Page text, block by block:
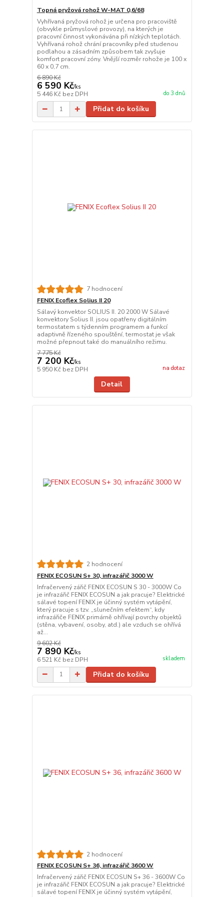
Topná pryžová rohož W-MAT 0,6/68
Vyhřívaná pryžová rohož je určena pro pracoviště
(obvykle průmyslové provozy), na kterých je
pracovní činnost vykonávána při nízkých teplotách.
Vyhřívaná rohož chrání pracovníky před studenou
podlahou a zásadním způsobem tak zvyšuje
komfort pracovní zóny. Vnější rozměr rohože je 100 x
60 x 0,7 cm.
6 890 Kč
6 590 Kč/ks
5 446 Kč bez DPH do 3 dnů
Přidat do košíku
7 hodnocení
FENIX Ecoflex Solius II 20
Sálavý konvektor SOLIUS II. 20 2000 W Sálavé
konvektory Solius II. jsou opatřeny digitálním
termostatem s týdenním programem a funkcí
adaptivně řízeného spouštění, termostat je však
možné přepnout také do manuálního režimu.
7 775 Kč
7 200 Kč/ks
5 950 Kč bez DPH na dotaz
Detail
2 hodnocení
FENIX ECOSUN S+ 30, infrazářič 3000 W
Infračervený zářič FENIX ECOSUN S 30 - 3000W Co
je infrazářič FENIX ECOSUN a jak pracuje? Elektrické
sálavé topení FENIX je účinný systém vytápění,
který pracuje s tzv. „slunečním efektem“, kdy
infrazářiče FENIX primárně ohřívají povrchy objektů
(stěna, vybavení, osoby, atd.) ale vzduch se ohřívá
až...
9 602 Kč
7 890 Kč/ks
6 521 Kč bez DPH skladem
Přidat do košíku
2 hodnocení
FENIX ECOSUN S+ 36, infrazářič 3600 W
Infračervený zářič FENIX ECOSUN S+ 36 - 3600W Co
je infrazářič FENIX ECOSUN a jak pracuje? Elektrické
sálavé topení FENIX je účinný systém vytápění,